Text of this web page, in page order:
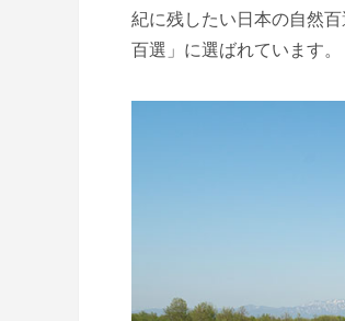
紀に残したい日本の自然
百選」に選ばれています。